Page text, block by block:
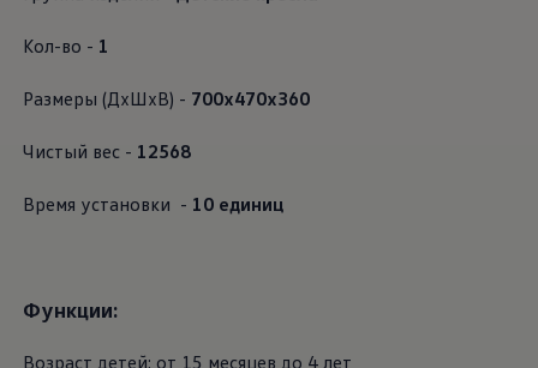
Кол-во - 1
Размеры (ДxШxВ) - 700x470x360
Чистый вес - 12568
Время установки - 10 единиц
Функции:
Возраст детей: от 15 месяцев до 4 лет